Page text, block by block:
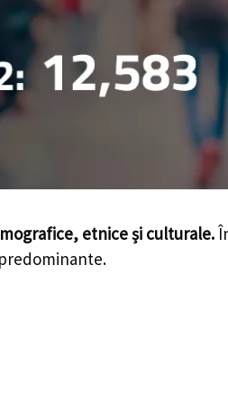
etnice și culturale.